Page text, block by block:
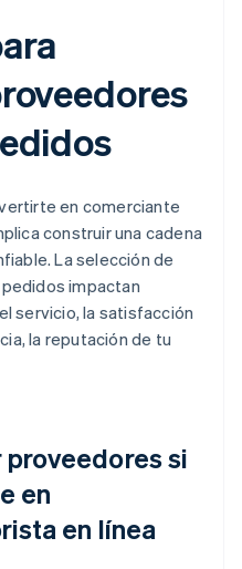
en comerciante
construir una cadena
La selección de
impactan
servicio, la satisfacción
la reputación de tu
si
en
en línea